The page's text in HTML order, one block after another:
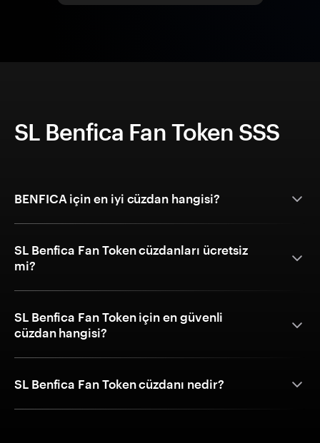
SL Benfica Fan Token SSS
BENFICA için en iyi cüzdan hangisi?
SL Benfica Fan Token cüzdanları ücretsiz
mi?
SL Benfica Fan Token için en güvenli
cüzdan hangisi?
SL Benfica Fan Token cüzdanı nedir?